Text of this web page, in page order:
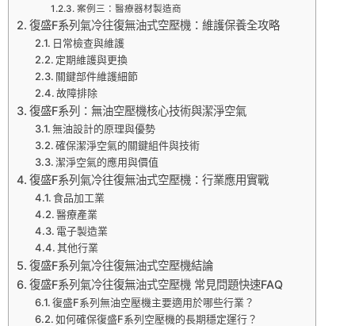
案例三：醫療器材製造商
復盛F系列氣冷往復無油式空壓機：維護保養全攻略
日常檢查與維護
定期維護與更換
關鍵部件維護細節
故障排除
復盛F系列：無油空壓機核心技術與潔淨空氣
無油設計的原理與優勢
確保潔淨空氣的關鍵組件與技術
潔淨空氣的應用與價值
復盛F系列氣冷往復無油式空壓機：行業應用實戰
食品加工業
醫療產業
電子製造業
其他行業
復盛F系列氣冷往復無油式空壓機結論
復盛F系列氣冷往復無油式空壓機 常見問題快速FAQ
復盛F系列無油空壓機主要適用於哪些行業？
如何確保復盛F系列空壓機的長期穩定運行？